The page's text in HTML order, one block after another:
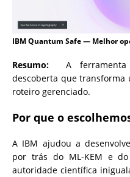
IBM Quantum Safe — Melhor
Resumo: A ferramenta
descoberta que transforma
roteiro gerenciado.
Por que o
A IBM ajudou a
por trás do ML-KEM e do
autoridade científica